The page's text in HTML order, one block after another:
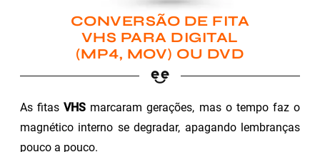
CONVERSÃO DE FITA
VHS PARA DIGITAL
(MP4, MOV) OU DVD
As fitasVHS marcaram gerações, mas o tempo faz o
magnético interno se degradar, apagando lembranças
pouco a pouco.